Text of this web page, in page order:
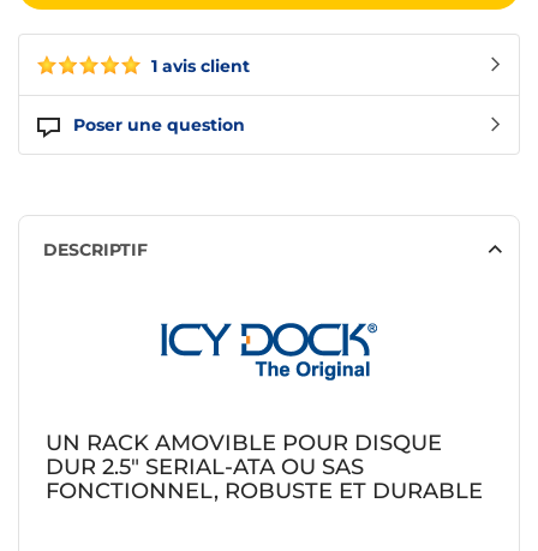
1 avis client
Poser une question
DESCRIPTIF
UN RACK AMOVIBLE POUR DISQUE
DUR 2.5" SERIAL-ATA OU SAS
FONCTIONNEL, ROBUSTE ET DURABLE